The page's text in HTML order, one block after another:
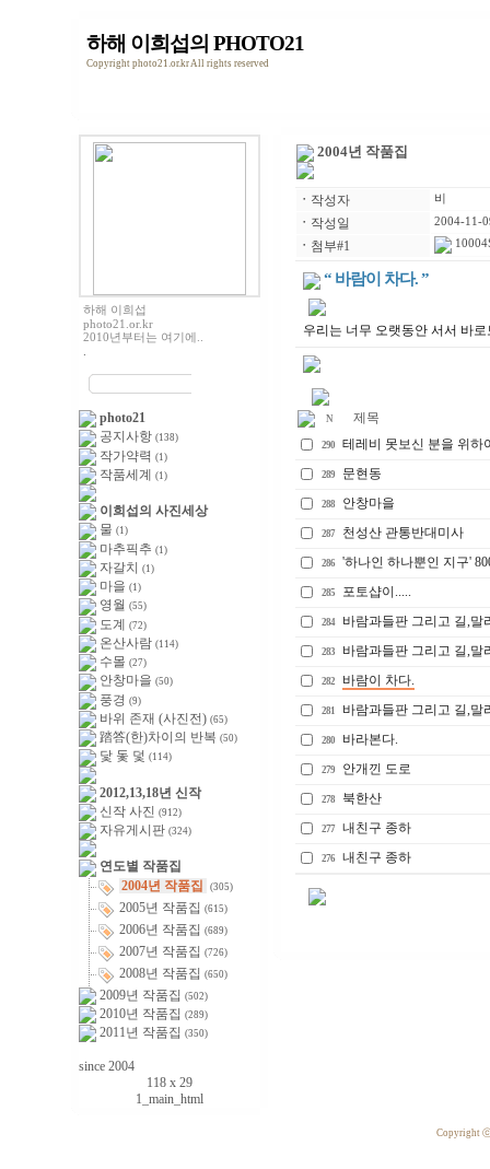
하해 이희섭의 PHOTO21
Copyright photo21.or.kr All rights reserved
하해 이희섭
photo21.or.kr
2010년부터는 여기에..
photo21
공지사항 (138)
작가약력 (1)
작품세계 (1)
이희섭의 사진세상
물 (1)
마추픽추 (1)
자갈치 (1)
마을 (1)
영월 (55)
도계 (72)
온산사람 (114)
수몰 (27)
안창마을 (50)
풍경 (9)
바위 존재 (사진전) (65)
踏答(한)차이의 반복 (50)
닻 돛 덫 (114)
2012,13,18년 신작
신작 사진 (912)
자유게시판 (324)
연도별 작품집
2004년 작품집
(305)
2005년 작품집 (615)
2006년 작품집 (689)
2007년 작품집 (726)
2008년 작품집 (650)
2009년 작품집 (502)
2010년 작품집 (289)
2011년 작품집 (350)
since 2004
118 x 29
1_main_html
2004년 작품집
ㆍ 작성자 비
ㆍ 작성일 2004-11-
ㆍ 첨부#1
“ 바람이 차다. ”
우리는 너무 오랫동안 서서 바
N 제목
290 테레비 못보신 분을 위하
289 문현동
288 안창마을
287 천성산 관통반대미사
286 '하나인 하나뿐인 지구'
285 포토샵이.....
284 바람과들판 그리고 길,말
283 바람과들판 그리고 길,말
282 바람이 차다.
281 바람과들판 그리고 길,말
280 바라본다.
279 안개낀 도로
278 북한산
277 내친구 종하
276 내친구 종하
Copyright